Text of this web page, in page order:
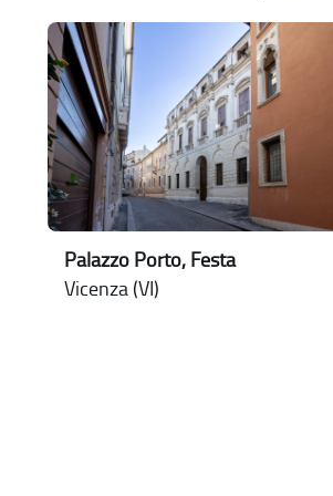
Palazzo Porto, Festa
Vicenza (VI)